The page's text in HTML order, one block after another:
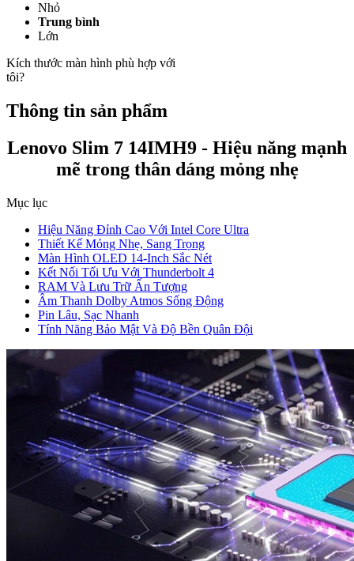
Nhỏ
Trung bình
Lớn
Kích thước màn hình phù hợp với
tôi?
Thông tin sản phẩm
Lenovo Slim 7 14IMH9 - Hiệu năng mạnh
mẽ trong thân dáng mỏng nhẹ
Mục lục
Hiệu Năng Đỉnh Cao Với Intel Core Ultra
Thiết Kế Mỏng Nhẹ, Sang Trọng
Màn Hình OLED 14-Inch Sắc Nét
Kết Nối Tối Ưu Với Thunderbolt 4
RAM Và Lưu Trữ Ấn Tượng
Âm Thanh Dolby Atmos Sống Động
Pin Lâu, Sạc Nhanh
Tính Năng Bảo Mật Và Độ Bền Quân Đội